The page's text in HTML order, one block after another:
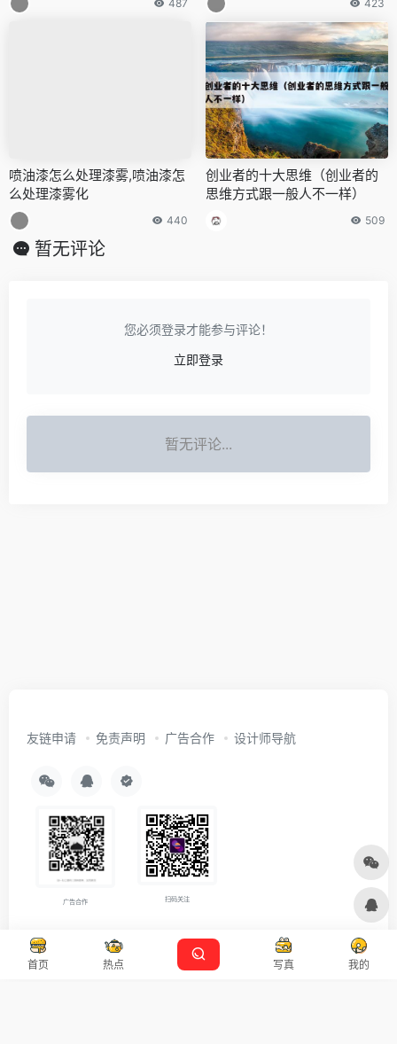
487 423
喷油漆怎么处理漆雾,喷油漆怎
么处理漆雾化
440
创业者的十大思维（创业者的
思维方式跟一般人不一样）
509
暂无评论
您必须登录才能参与评论！
立即登录
暂无评论...
首页 热点 写真 我的
友链申请 免责声明 广告合作 设计师导航
广告合作 扫码关注
Copyright © 2026沪ICP备2021007899号-5 Designed by 设计资源